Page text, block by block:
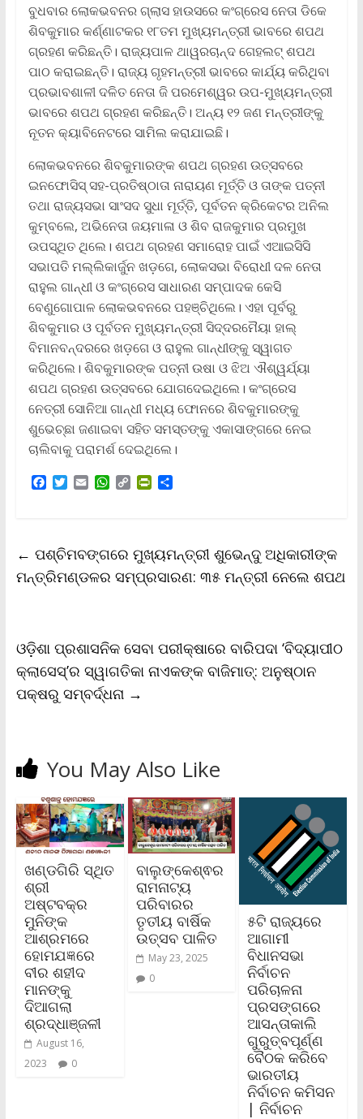
ବୁଧବାର ଲୋକଭବନର ଗ୍ଲାସ ହାଉସରେ କଂଗ୍ରେସ ନେତା ଡିକେ
ଶିବକୁମାର କର୍ଣ୍ଣାଟକର ୧୮ତମ ମୁଖ୍ୟମନ୍ତ୍ରୀ ଭାବରେ ଶପଥ
ଗ୍ରହଣ କରିଛନ୍ତି। ରାଜ୍ୟପାଳ ଥାୱରଚାନ୍ଦ ଗେହଲଟ୍ ଶପଥ
ପାଠ କରାଇଛନ୍ତି। ରାଜ୍ୟ ଗୃହମନ୍ତ୍ରୀ ଭାବରେ କାର୍ଯ୍ୟ କରିଥିବା
ପ୍ରଭାବଶାଳୀ ଦଳିତ ନେତା ଜି ପରମେଶ୍ୱର ଉପ-ମୁଖ୍ୟମନ୍ତ୍ରୀ
ଭାବରେ ଶପଥ ଗ୍ରହଣ କରିଛନ୍ତି। ଅନ୍ୟ ୧୨ ଜଣ ମନ୍ତ୍ରୀଙ୍କୁ
ନୂତନ କ୍ୟାବିନେଟରେ ସାମିଲ କରାଯାଇଛି।
ଲୋକଭବନରେ ଶିବକୁମାରଙ୍କ ଶପଥ ଗ୍ରହଣ ଉତ୍ସବରେ
ଇନଫୋସିସ୍ ସହ-ପ୍ରତିଷ୍ଠାତା ନାରାୟଣ ମୂର୍ତ୍ତି ଓ ତାଙ୍କ ପତ୍ନୀ
ତଥା ରାଜ୍ୟସଭା ସାଂସଦ ସୁଧା ମୂର୍ତ୍ତି, ପୂର୍ବତନ କ୍ରିକେଟର ଅନିଲ
କୁମ୍ବଲେ, ଅଭିନେତା ଜୟମାଳା ଓ ଶିବ ରାଜକୁମାର ପ୍ରମୁଖ
ଉପସ୍ଥିତ ଥିଲେ। ଶପଥ ଗ୍ରହଣ ସମାରୋହ ପାଇଁ ଏଆଇସିସି
ସଭାପତି ମଲ୍ଲିକାର୍ଜୁନ ଖଡ଼ଗେ, ଲୋକସଭା ବିରୋଧୀ ଦଳ ନେତା
ରାହୁଲ ଗାନ୍ଧୀ ଓ କଂଗ୍ରେସ ସାଧାରଣ ସମ୍ପାଦକ କେସି
ବେଣୁଗୋପାଳ ଲୋକଭବନରେ ପହଞ୍ଚିଥିଲେ। ଏହା ପୂର୍ବରୁ
ଶିବକୁମାର ଓ ପୂର୍ବତନ ମୁଖ୍ୟମନ୍ତ୍ରୀ ସିଦ୍ଦରମୈୟା ହାଲ୍‌
ବିମାନବନ୍ଦରରେ ଖଡ଼ଗେ ଓ ରାହୁଲ ଗାନ୍ଧୀଙ୍କୁ ସ୍ୱାଗତ
କରିଥିଲେ। ଶିବକୁମାରଙ୍କ ପତ୍ନୀ ଉଷା ଓ ଝିଅ ଐଶ୍ୱର୍ଯ୍ୟା
ଶପଥ ଗ୍ରହଣ ଉତ୍ସବରେ ଯୋଗଦେଇଥିଲେ। କଂଗ୍ରେସ
ନେତ୍ରୀ ସୋନିଆ ଗାନ୍ଧୀ ମଧ୍ୟ ଫୋନରେ ଶିବକୁମାରଙ୍କୁ
ଶୁଭେଚ୍ଛା ଜଣାଇବା ସହିତ ସମସ୍ତଙ୍କୁ ଏକାସାଙ୍ଗରେ ନେଇ
ଚାଲିବାକୁ ପରାମର୍ଶ ଦେଇଥିଲେ।
F
o
o
k
T
e
r
E
W
A
p
p
C
i
n
k
P
F
r
i
l
y
S
← ପଶ୍ଚିମବଙ୍ଗରେ ମୁଖ୍ୟମନ୍ତ୍ରୀ ଶୁଭେନ୍ଦୁ ଅଧିକାରୀଙ୍କ
ମନ୍ତ୍ରିମଣ୍ଡଳର ସମ୍ପ୍ରସାରଣ: ୩୫ ମନ୍ତ୍ରୀ ନେଲେ ଶପଥ
ଓଡ଼ିଶା ପ୍ରଶାସନିକ ସେବା ପରୀକ୍ଷାରେ ବାରିପଦା ‘ବିଦ୍ୟାପୀଠ
କ୍ଲାସେସ୍’ର ସ୍ୱାଗତିକା ନାଏକଙ୍କ ବାଜିମାତ୍: ଅନୁଷ୍ଠାନ
ପକ୍ଷରୁ ସମ୍ବର୍ଦ୍ଧନା →
You May Also Like
ଖଣ୍ଡଗିରି ସ୍ଥିତ
ଶ୍ରୀ
ଅଷ୍ଟବକ୍ର
ମୁନିଙ୍କ
ଆଶ୍ରମରେ
ହୋମଯଜ୍ଞରେ
ବୀର ଶହୀଦ
ମାନଙ୍କୁ
ଦିଆଗଲା
ଶ୍ରଦ୍ଧାଞ୍ଜଳୀ
August 16,
2023
0
ବାଲୁଙ୍କେଶ୍ଵର
ରାମନାଟ୍ୟ
ପରିବାରର
ତୃତୀୟ ବାର୍ଷିକ
ଉତ୍ସବ ପାଳିତ
May 23, 2025
0
୫ଟି ରାଜ୍ୟରେ
ଆଗାମୀ
ବିଧାନସଭା
ନିର୍ବାଚନ
ପରିଚାଳନା
ପ୍ରସଙ୍ଗରେ
ଆସନ୍ତାକାଲି
ଗୁରୁତ୍ବପୂର୍ଣ୍ଣ
ବୈଠକ କରିବେ
ଭାରତୀୟ
ନିର୍ବାଚନ କମିସନ
| ନିର୍ବାଚନ